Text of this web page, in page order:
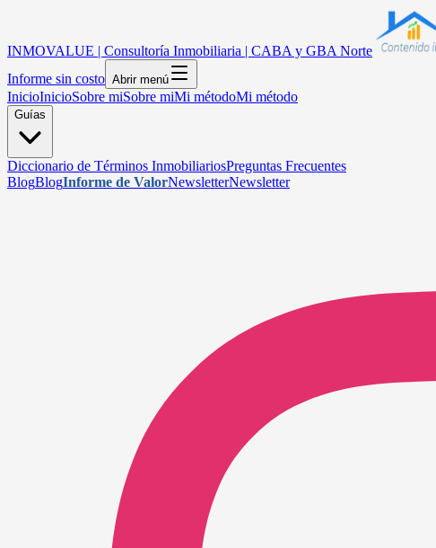
INMOVALUE | Consultoría Inmobiliaria | CABA y GBA Norte
Informe sin costo Abrir menú
InicioInicioSobre miSobre miMi métodoMi método
Guías
Diccionario de Términos InmobiliariosPreguntas Frecuentes
BlogBlogInforme de ValorNewsletterNewsletter